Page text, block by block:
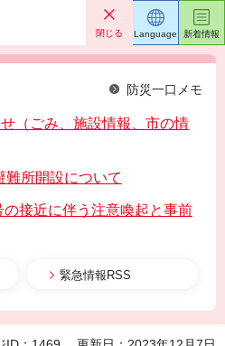
閉じる
防災一口メモ
（ごみ、施設情報、市の情
難所開設について
の接近に伴う注意喚起と事前
緊急情報RSS
Language 新着情報